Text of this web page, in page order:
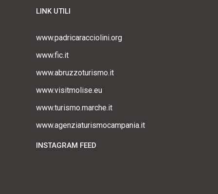
LINK UTILI
www.padricaracciolini.org
www.fic.it
www.abruzzoturismo.it
www.visitmolise.eu
www.turismo.marche.it
www.agenziaturismocampania.it
INSTAGRAM FEED